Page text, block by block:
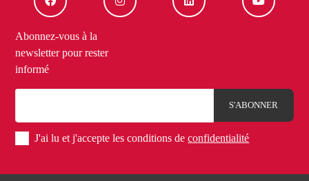
Abonnez-vous à la
newsletter pour rester
informé
J'ai lu et j'accepte les conditions deconfidentialité